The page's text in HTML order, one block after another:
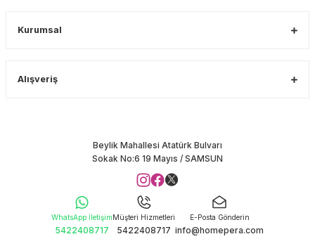
Kurumsal
Alışveriş
Beylik Mahallesi Atatürk Bulvarı
Sokak No:6 19 Mayıs / SAMSUN
WhatsApp İletişim
5422408717
Müşteri Hizmetleri
5422408717
E-Posta Gönderin
info@homepera.com